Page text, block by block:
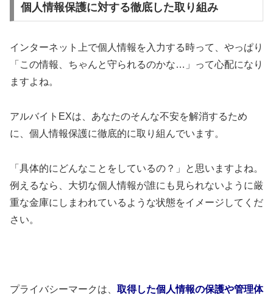
個人情報保護に対する徹底した取り組み
インターネット上で個人情報を入力する時って、やっぱり
「この情報、ちゃんと守られるのかな…」って心配になり
ますよね。
アルバイトEXは、あなたのそんな不安を解消するため
に、個人情報保護に徹底的に取り組んでいます。
「具体的にどんなことをしているの？」と思いますよね。
例えるなら、大切な個人情報が誰にも見られないように厳
重な金庫にしまわれているような状態をイメージしてくだ
さい。
プライバシーマークは、 取得した個人情報の保護や管理体